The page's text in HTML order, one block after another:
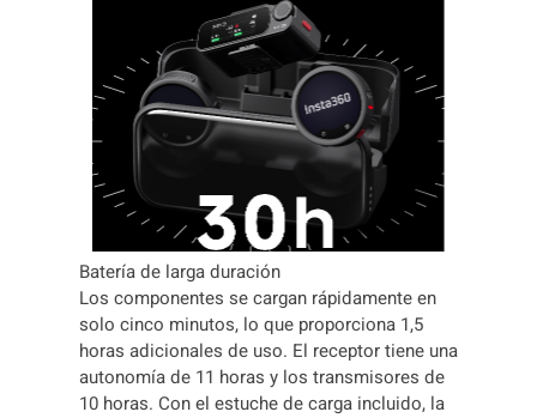
Batería de larga duración
Los componentes se cargan rápidamente en
solo cinco minutos, lo que proporciona 1,5
horas adicionales de uso. El receptor tiene una
autonomía de 11 horas y los transmisores de
10 horas. Con el estuche de carga incluido, la